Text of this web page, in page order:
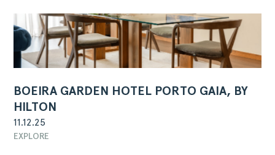
BOEIRA GARDEN HOTEL PORTO GAIA, BY
HILTON
11.12.25
EXPLORE